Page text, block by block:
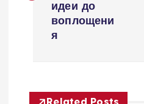
а
идеи до
воплощени
я